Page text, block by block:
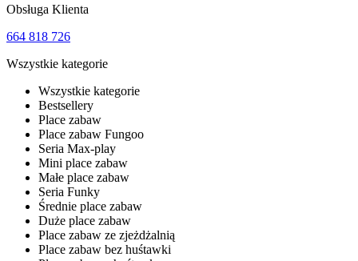
Obsługa Klienta
664 818 726
Wszystkie kategorie
Wszystkie kategorie
Bestsellery
Place zabaw
Place zabaw Fungoo
Seria Max-play
Mini place zabaw
Małe place zabaw
Seria Funky
Średnie place zabaw
Duże place zabaw
Place zabaw ze zjeżdżalnią
Place zabaw bez huśtawki